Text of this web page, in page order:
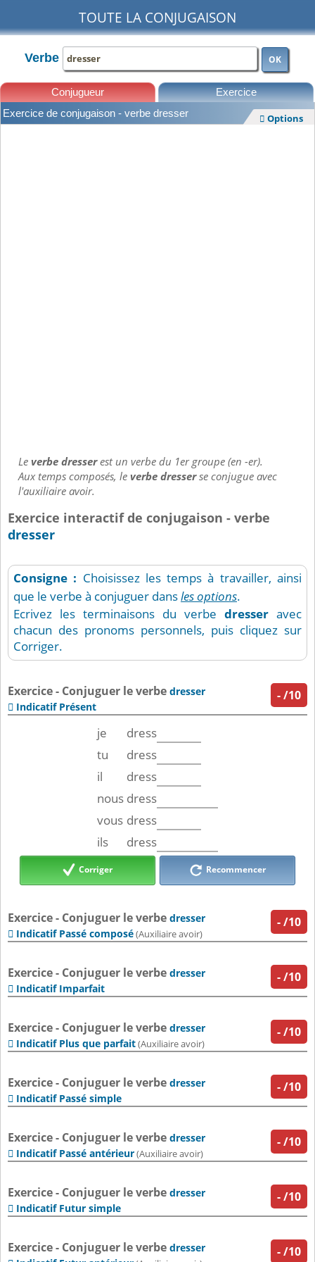
TOUTE LA CONJUGAISON
Verbe OK
Conjugueur Exercice
Exercice de conjugaison - verbe dresser  Options
Leverbe dresserest un verbe du 1er groupe (en -er).
Aux temps composés, leverbe dresserse conjugue avec
l'auxiliaire avoir.
Exercice interactif de conjugaison - verbe
dresser
Consigne : Choisissez les temps à travailler, ainsi
que le verbe à conjuguer dansles options.
Ecrivez les terminaisons du verbe dresser avec
chacun des pronoms personnels, puis cliquez sur
Corriger.
-/10
Exercice - Conjuguer le verbe dresser
 Indicatif Présent
je
dress
tu
dress
il
dress
nous dress
vous dress
ils
dress
Corriger Recommencer
-/10
Exercice - Conjuguer le verbe dresser
 Indicatif Passé composé(Auxiliaire avoir)
-/10
Exercice - Conjuguer le verbe dresser
 Indicatif Imparfait
-/10
Exercice - Conjuguer le verbe dresser
 Indicatif Plus que parfait(Auxiliaire avoir)
-/10
Exercice - Conjuguer le verbe dresser
 Indicatif Passé simple
-/10
Exercice - Conjuguer le verbe dresser
 Indicatif Passé antérieur(Auxiliaire avoir)
-/10
Exercice - Conjuguer le verbe dresser
 Indicatif Futur simple
-/10
Exercice - Conjuguer le verbe dresser